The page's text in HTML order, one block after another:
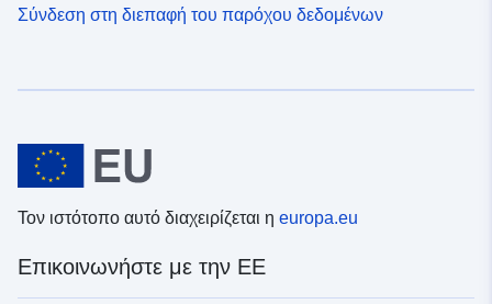
Σύνδεση στη διεπαφή του παρόχου δεδομένων
Τον ιστότοπο αυτό διαχειρίζεται η europa.eu
Επικοινωνήστε με την ΕΕ